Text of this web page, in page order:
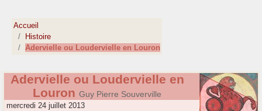
Accueil
Histoire
Adervielle ou Loudervielle en Louron
Adervielle ou Loudervielle en
Louron Guy Pierre Souverville
mercredi 24 juillet 2013